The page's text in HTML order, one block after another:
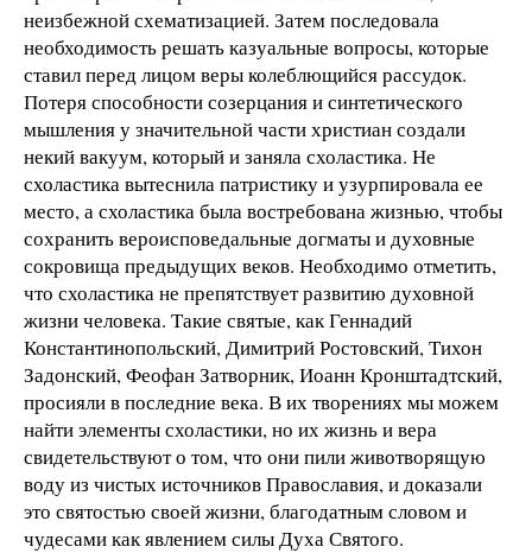
неизбежной схематизацией. Затем последовала
необходимость решать казуальные вопросы, которые
ставил перед лицом веры колеблющийся рассудок.
Потеря способности созерцания и синтетического
мышления у значительной части христиан создали
некий вакуум, который и заняла схоластика. Не
схоластика вытеснила патристику и узурпировала ее
место, а схоластика была востребована жизнью, чтобы
сохранить вероисповедальные догматы и духовные
сокровища предыдущих веков. Необходимо отметить,
что схоластика не препятствует развитию духовной
жизни человека. Такие святые, как Геннадий
Константинопольский, Димитрий Ростовский, Тихон
Задонский, Феофан Затворник, Иоанн Кронштадтский,
просияли в последние века. В их творениях мы можем
найти элементы схоластики, но их жизнь и вера
свидетельствуют о том, что они пили животворящую
воду из чистых источников Православия, и доказали
это святостью своей жизни, благодатным словом и
чудесами как явлением силы Духа Святого.